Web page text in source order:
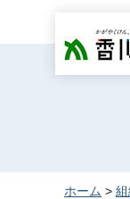
香川県
ホーム >